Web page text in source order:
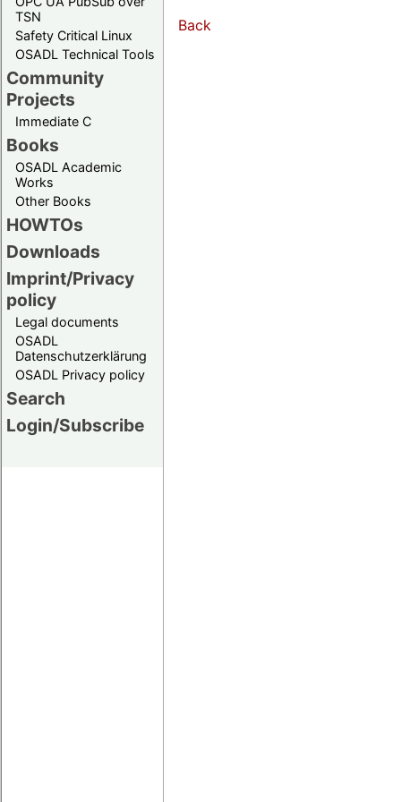
TSN
Safety Critical Linux
OSADL Technical Tools
Community
Projects
Immediate C
Books
OSADL Academic
Works
Other Books
HOWTOs
Downloads
Imprint/Privacy
policy
Legal documents
OSADL
Datenschutzerklärung
OSADL Privacy policy
Search
Login/Subscribe
Back